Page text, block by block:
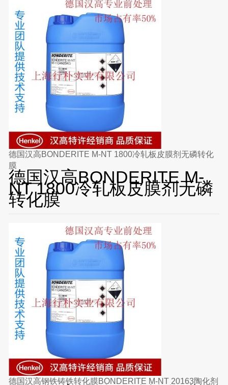
德国汉高BONDERITE M-NT 1800冷轧板皮膜剂无磷转化
膜
德国汉高BONDERITE M-
NT 1800冷轧板皮膜剂无磷
转化膜
德国汉高钢铁铸铁转化膜BONDERITE M-NT 20163陶化剂